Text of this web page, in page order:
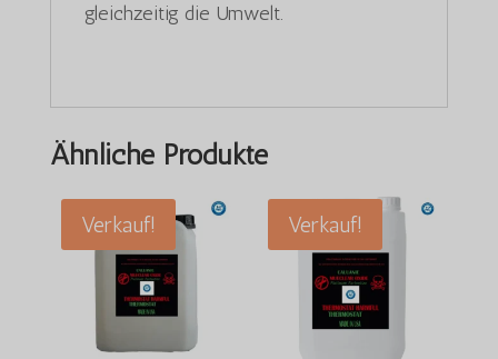
gleichzeitig die Umwelt.
Ähnliche Produkte
Verkauf! Verkauf!